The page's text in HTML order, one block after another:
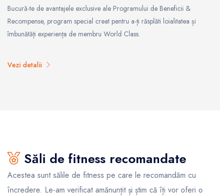
Bucură-te de avantajele exclusive ale Programului de Beneficii &
Recompense, program special creat pentru a-ți răsplăti loialitatea și
îmbunătăți experiența de membru World Class.
Vezi detalii
Săli de fitness recomandate
Acestea sunt sălile de fitness pe care le recomandăm cu
încredere. Le-am verificat amănunțit și știm că îți vor oferi o